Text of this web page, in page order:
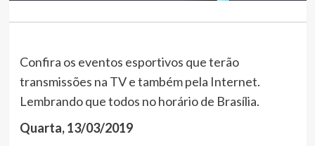
Confira os eventos esportivos que terão
transmissões na TV e também pela Internet.
Lembrando que todos no horário de Brasília.
Quarta, 13/03/2019